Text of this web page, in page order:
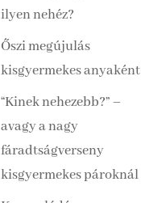
ilyen nehéz?
Őszi megújulás
kisgyermekes anyaként
“Kinek nehezebb?” –
avagy a nagy
fáradtságverseny
kisgyermekes pároknál